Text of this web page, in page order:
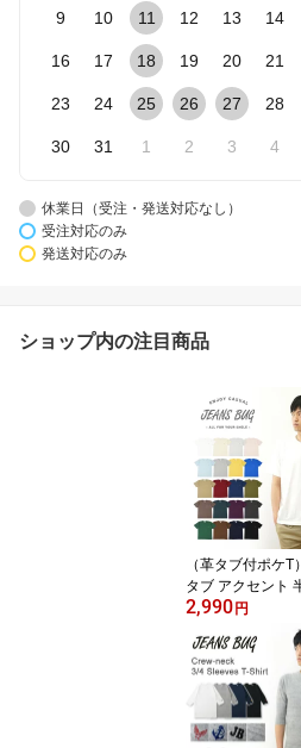
9 10 11 12 13 14
16 17 18 19 20 21
23 24 25 26 27 28
30 31 1 2 3 4
休業日（受注・発送対応なし）
受注対応のみ
発送対応のみ
ショップ内の注目商品
（革タブ付ポケT
タブ アクセント
地 ポケット Tシャ
ズ レディース ゆ
オーバーサイズ
イズ ビッグサイ
L 2L XXL 3L オ
ブランド 丸胴 厚
プス Tシャツ テ
2,990 円